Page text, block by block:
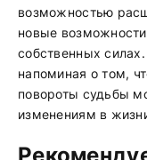
возможностью
новые
собственных
напоминая о том,
повороты судьбы
изменениям в